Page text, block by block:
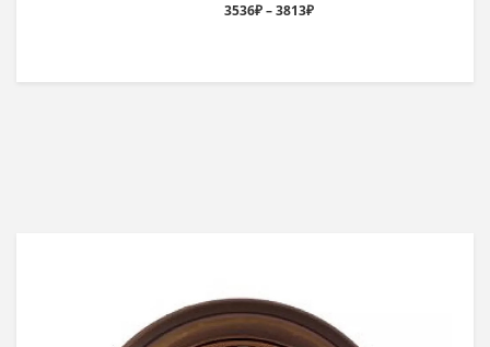
3536₽ – 3813₽